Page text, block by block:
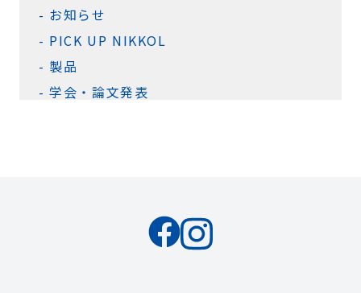
お知らせ
PICK UP NIKKOL
製品
学会・論文発表